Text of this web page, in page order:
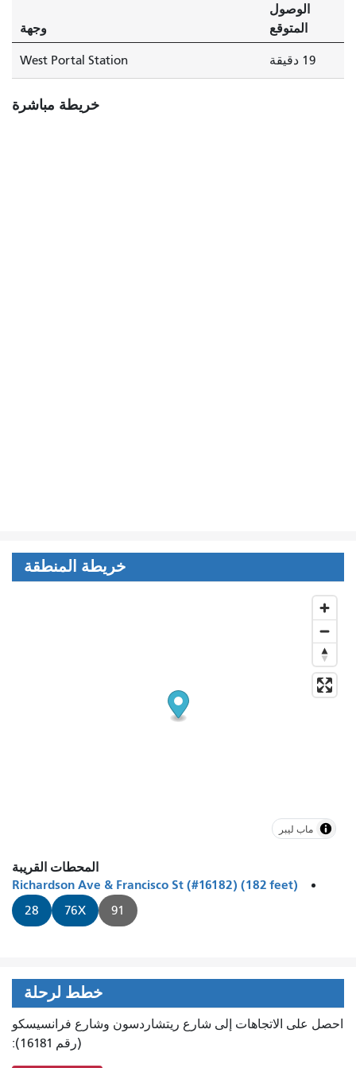
وجهة
الوصول
المتوقع
West Portal Station 19 دقيقة
خريطة مباشرة
خريطة المنطقة
ماب ليبر
المحطات القريبة
Richardson Ave & Francisco St (#16182) (182 feet)
28 76X 91
خطط لرحلة
احصل على الاتجاهات إلى شارع ريتشاردسون وشارع فرانسيسكو
(رقم 16181):